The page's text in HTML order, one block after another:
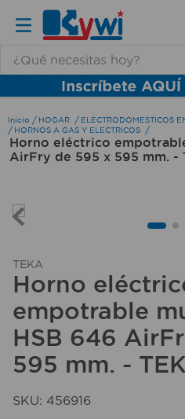
HOGAR
ELECTRODOMESTICOS
HORNOS A GAS Y ELECTRICOS
Horno eléctrico
AirFry de 595 x 595 mm. -
TEKA
Horno
empotrable
HSB 646
595 mm. -
SKU: 456916
TÉRMINOS MÁS BUSCADOS
1 .
lamparas
2.
ducha
5.
7.
cerradura
8.
aspiradora
9.
fregadero
10 . taladro